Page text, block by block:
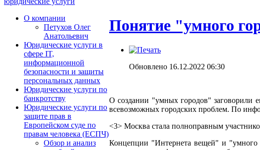
О компании
Петухов Олег
Анатольевич
Юридические услуги в
сфере IT,
информационной
безопасности и защиты
персональных данных
Юридические услуги по
банкротству
Юридические услуги по
защите прав в
Европейском суде по
правам человека (ЕСПЧ)
Обзор и анализ
Понятие "умного
Обновлено 16.12.2022 06:30
О создании "умных городов" заговорили
всевозможных городских проблем. По
<3> Москва стала полноправным
Концепции "Интернета вещей" и "умного